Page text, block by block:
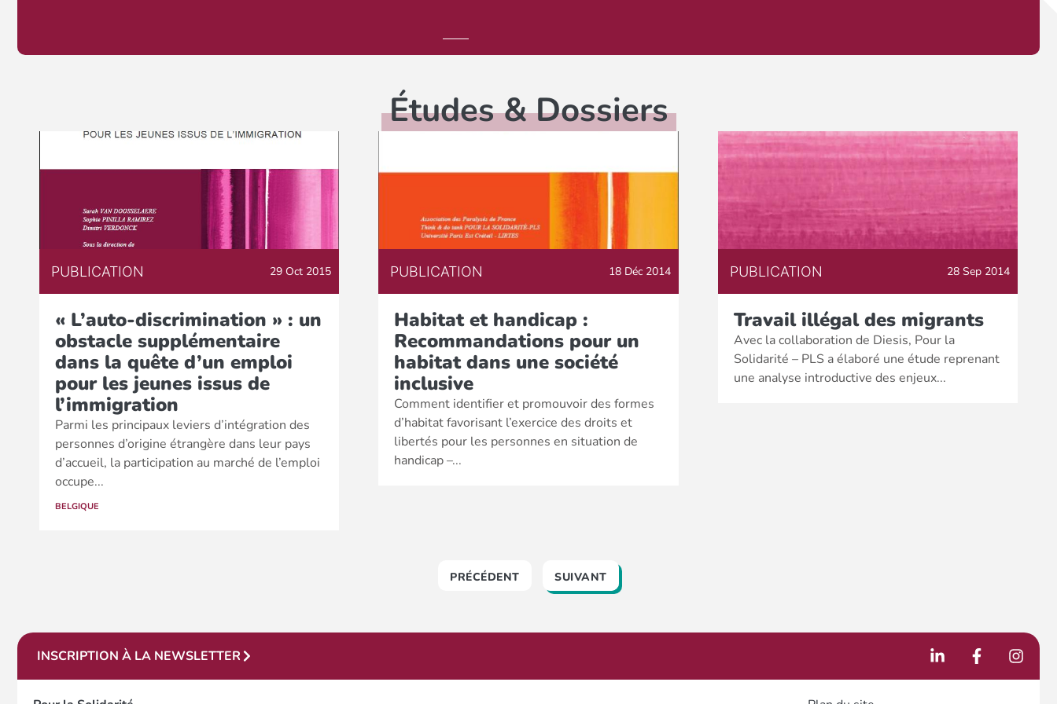
Études & Dossiers
PUBLICATION 29 Oct 2015
« L’auto-discrimination » : un
obstacle supplémentaire
dans la quête d’un emploi
pour les jeunes issus de
l’immigration
Parmi les principaux leviers d’intégration des
personnes d’origine étrangère dans leur pays
d’accueil, la participation au marché de l’emploi
occupe...
BELGIQUE
PUBLICATION 18 Déc 2014
Habitat et handicap :
Recommandations pour un
habitat dans une société
inclusive
Comment identifier et promouvoir des formes
d’habitat favorisant l’exercice des droits et
libertés pour les personnes en situation de
handicap –...
PUBLICATION 28 Sep 2014
Travail illégal des migrants
Avec la collaboration de Diesis, Pour la
Solidarité – PLS a élaboré une étude reprenant
une analyse introductive des enjeux...
PRÉCÉDENT SUIVANT
INSCRIPTION À LA NEWSLETTER